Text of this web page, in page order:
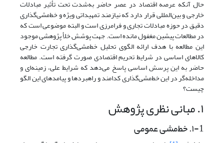
حال آنکه عرصه اقتصاد در عصر حاضر به‌شدت تحت تأثیر مبادلات
خارجی و بین‌المللی قرار دارد که نیازمند تمهیداتی ویژه و خط‌مشی‌گذاری
دقیق در حوزه مبادلات تجاری و فرامرزی است و البته موضوعی است که
در مطالعات پیشین مغفول مانده‌ است. جهت پوشش خلأ پژوهشی موجود
این مطالعه با هدف ارائه الگوی تحلیل خط‌مشی‌گذاری تجارت خارجی
کالاهای اساسی در شرایط تحریم اقتصادی صورت گرفته است. مطالعه
حاضر به این پرسش اساسی پاسخ می‌دهد که شرایط علی، زمینه‌ای و
مداخله‌گر در این خط‌مشی‌گذاری کدامند و راهبردها و پیامدهای این الگو
چیست؟
۱. مبانی نظری پژوهش
۱-1. خط‌مشی عمومی